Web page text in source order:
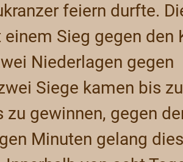
feiern durfte.
Sieg gegen den
Niederlagen gegen
Siege kamen bis
zu gewinnen, gegen
Minuten gelang